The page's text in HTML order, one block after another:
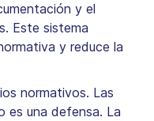
y el
Este sistema
y reduce la
normativos. Las
es una defensa. La